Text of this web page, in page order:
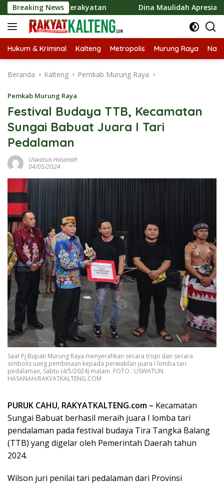
Langsung
ke
konten
Breaking News
Kerakyatan Dina Maulidah Apresiasi Festival
Hukum & Kriminal Kalteng Metropolis Murung Raya
Beranda Kalteng Pemkab Murung Raya
Pemkab Murung Raya
Festival Budaya TTB, Kecamatan
Sungai Babuat Juara I Tari
Pedalaman
Uswatun Hasanah
04/05/2024
Saat Pj Bupati Murung Raya menyerahkan secara tropi dan secara
simbolis uang pembinaan kepada perwakilan juara I lomba tari
pedalaman, Sabtu (4/5/2024) malam. FOTO : USWATUN
HASANAH/RAKYATKALTENG.COM
PURUK CAHU, RAKYATKALTENG.com – Kecamatan
Sungai Babuat berhasil meraih juara I lomba tari
pendalaman pada festival budaya Tira Tangka Balang
(TTB) yang digelar oleh Pemerintah Daerah tahun
2024.
Wilson juri penilai tari pedalaman dari Provinsi